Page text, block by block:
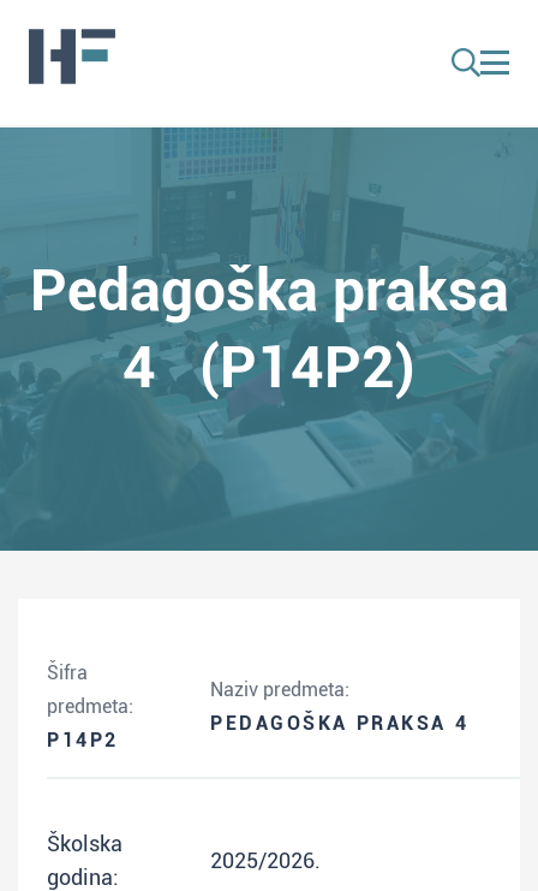
Pedagoška praksa
4 (P14P2)
Šifra
predmeta:
P14P2
Naziv predmeta:
PEDAGOŠKA PRAKSA 4
Školska
godina:
2025/2026.